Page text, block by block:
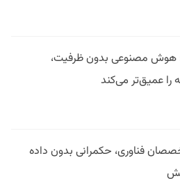
هوش مصنوعی بدون ظرفیت،
عمیق‌تر می‌کند
فناوری، حکمرانی بدون داده